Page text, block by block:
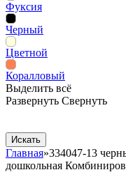
Фуксия
Черный
Цветной
Коралловый
Выделить всё
Развернуть Свернуть
Главная»334047-13
дошкольная